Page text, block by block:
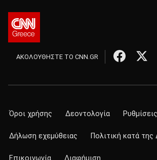
ΑΚΟΛΟΥΘΗΣΤΕ ΤΟ CNN.GR
Όροι χρήσης Δεοντολογία
Δήλωση εχεμύθειας Πολιτική κατά